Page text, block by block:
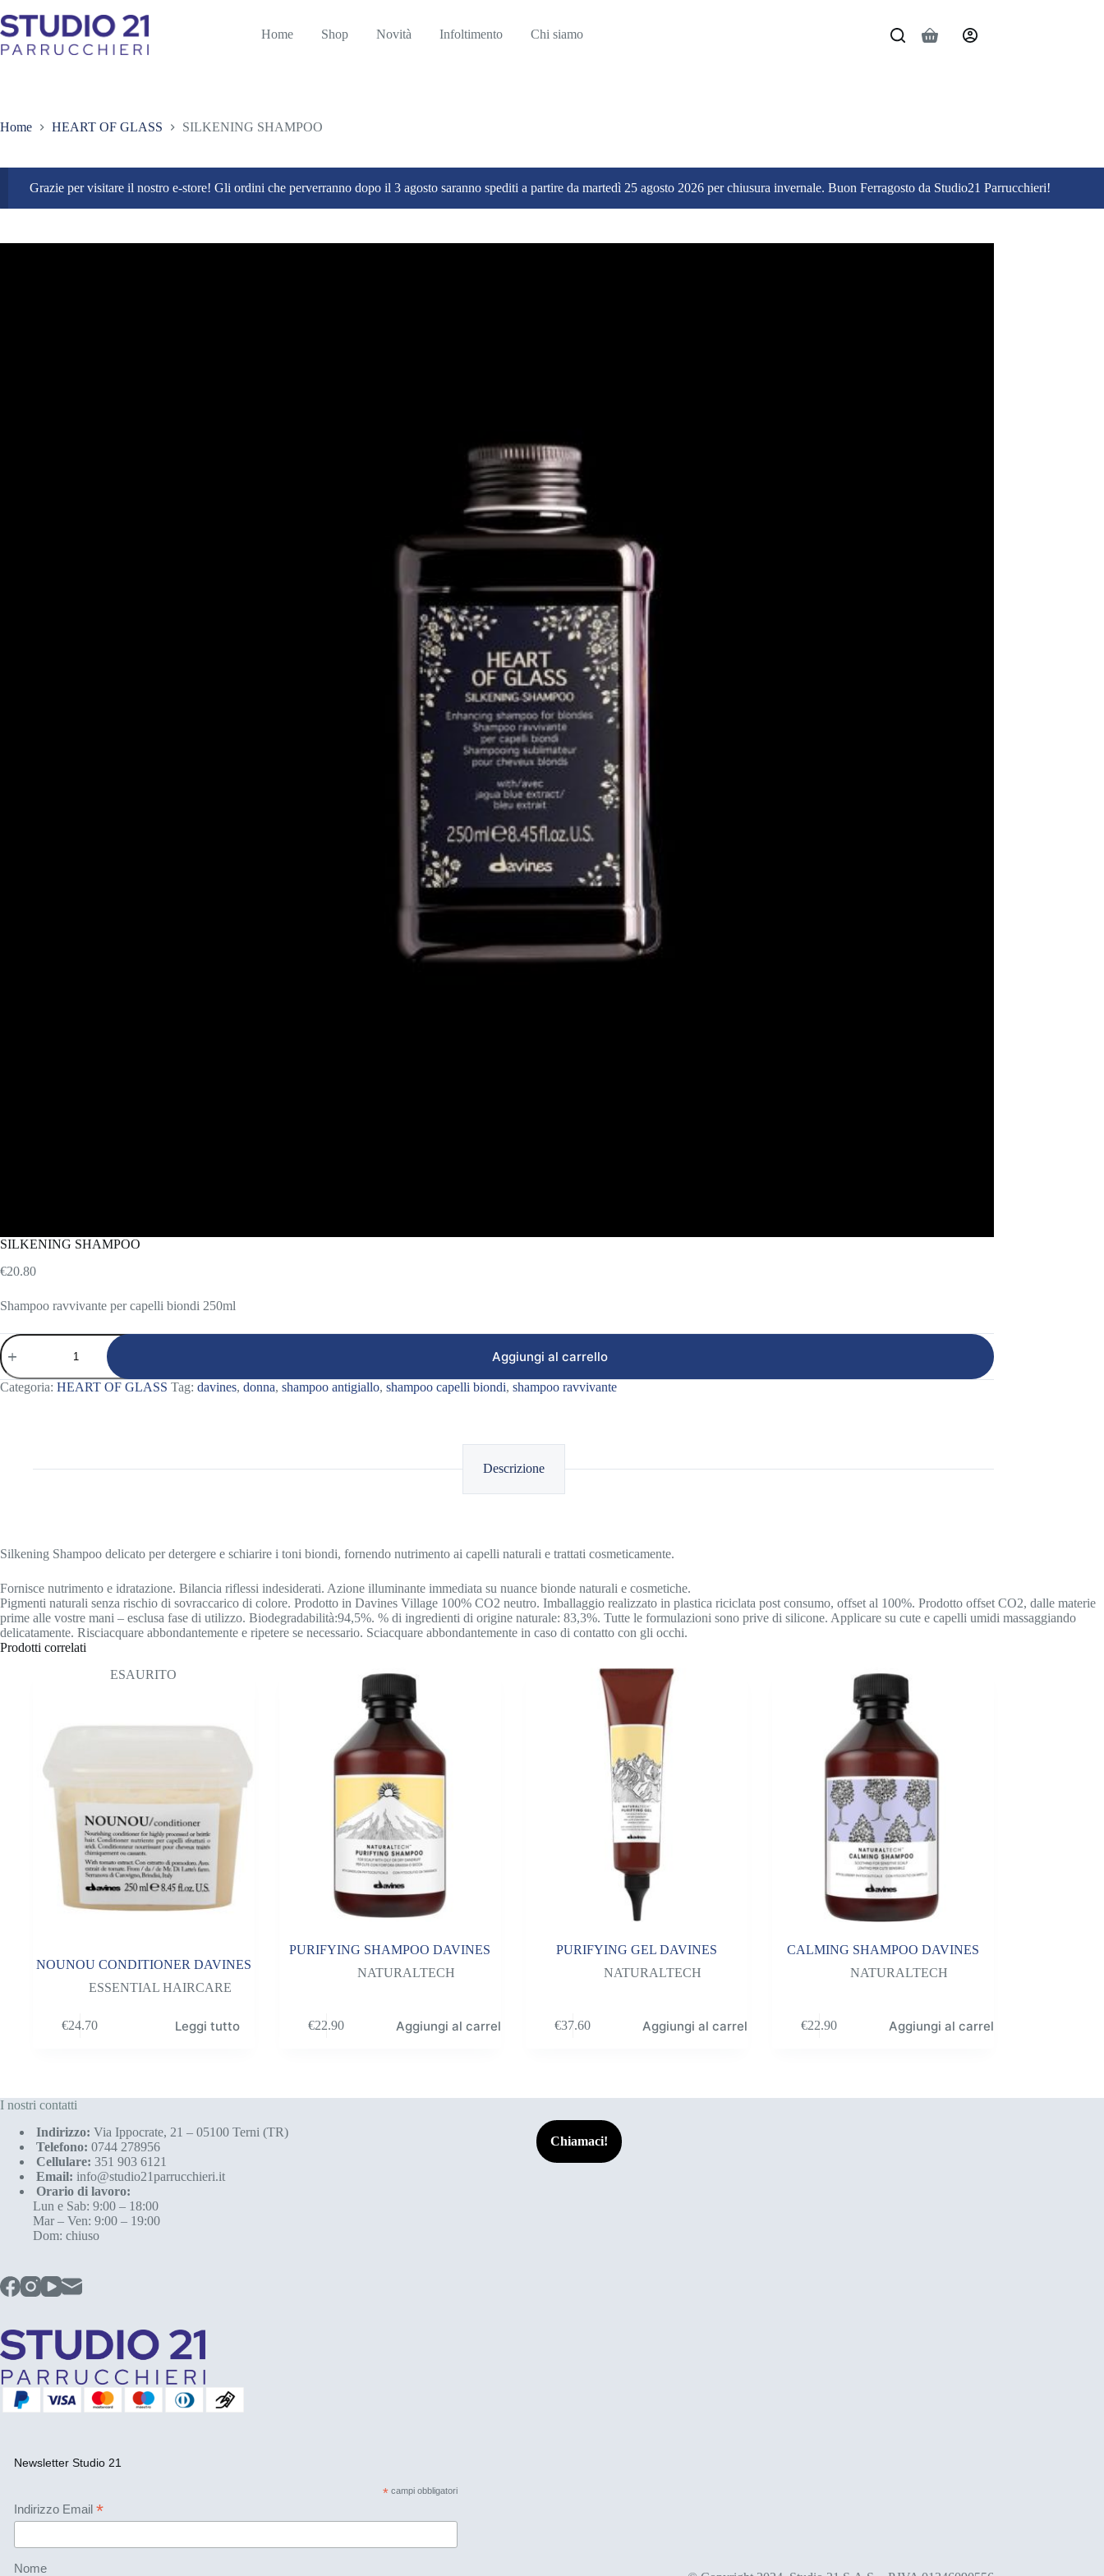
al
contenuto
Home Shop Novità Infoltimento Chi siamo Carrello
Home HEART OF GLASS SILKENING SHAMPOO
Grazie per visitare il nostro e-store! Gli ordini che perverranno dopo il 3 agosto saranno spediti a partire da martedì 25 agosto 2026 per chiusura invernale. Buon Ferragosto da Studio21 Parrucchieri!
SILKENING SHAMPOO
€20.80
Shampoo ravvivante per capelli biondi 250ml
SILKENING
SHAMPOO
quantità
Aggiungi al carrello
Categoria: HEART OF GLASS Tag: davines, donna, shampoo antigiallo, shampoo capelli biondi, shampoo ravvivante
Descrizione
Silkening Shampoo delicato per detergere e schiarire i toni biondi, fornendo nutrimento ai capelli naturali e trattati cosmeticamente.
Fornisce nutrimento e idratazione. Bilancia riflessi indesiderati. Azione illuminante immediata su nuance bionde naturali e cosmetiche.
Pigmenti naturali senza rischio di sovraccarico di colore. Prodotto in Davines Village 100% CO2 neutro. Imballaggio realizzato in plastica riciclata post consumo, offset al 100%. Prodotto offset CO2, dalle materie
prime alle vostre mani – esclusa fase di utilizzo. Biodegradabilità:94,5%. % di ingredienti di origine naturale: 83,3%. Tutte le formulazioni sono prive di silicone. Applicare su cute e capelli umidi massaggiando
delicatamente. Risciacquare abbondantemente e ripetere se necessario. Sciacquare abbondantemente in caso di contatto con gli occhi.
Prodotti correlati
ESAURITO
NOUNOU CONDITIONER DAVINES
ESSENTIAL HAIRCARE
€24.70 Leggi tutto
PURIFYING SHAMPOO DAVINES
NATURALTECH
€22.90 Aggiungi al carrello
PURIFYING GEL DAVINES
NATURALTECH
€37.60 Aggiungi al carrello
CALMING SHAMPOO DAVINES
NATURALTECH
€22.90 Aggiungi al carrello
I nostri contatti
Indirizzo: Via Ippocrate, 21 – 05100 Terni (TR)
Telefono: 0744 278956
Cellulare: 351 903 6121
Email: info@studio21parrucchieri.it
Orario di lavoro:
Lun e Sab: 9:00 – 18:00
Mar – Ven: 9:00 – 19:00
Dom: chiuso
Chiamaci!
Newsletter Studio 21
* campi obbligatori
Indirizzo Email*
Nome